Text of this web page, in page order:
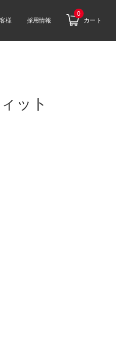
様 採用情報
0
カート
ット